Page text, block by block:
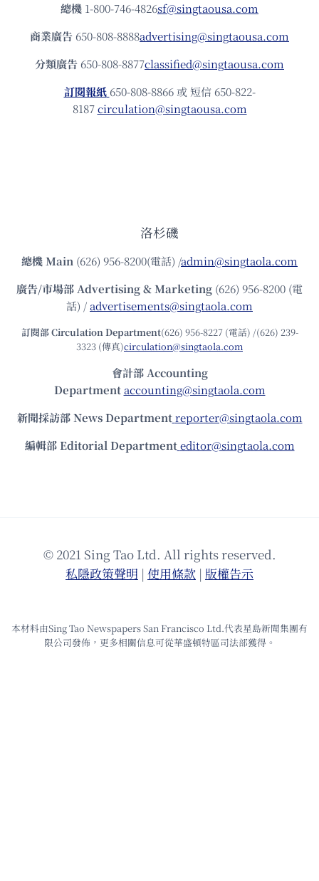
總機 1-800-746-4826sf@singtaousa.com
商業廣告 650-808-8888advertising@singtaousa.com
分類廣告 650-808-8877classified@singtaousa.com
訂閱報紙 650-808-8866 或 短信 650-822-
8187circulation@singtaousa.com
洛杉磯
總機Main (626) 956-8200(電話) /admin@singtaola.com
廣告/市場部Advertising & Marketing (626) 956-8200 (電
話) /advertisements@singtaola.com
訂閱部 Circulation Department(626) 956-8227 (電話) /(626) 239-
3323 (傳真)circulation@singtaola.com
會計部 Accounting
Department accounting@singtaola.com
新聞採訪部 News Department reporter@singtaola.com
編輯部 Editorial Department editor@singtaola.com
© 2021 Sing Tao Ltd. All rights reserved.
私隱政策聲明 | 使⽤條款 | 版權告⽰
本材料由Sing Tao Newspapers San Francisco Ltd.代表星島新聞集團有
限公司發佈，更多相關信息可從華盛頓特區司法部獲得。